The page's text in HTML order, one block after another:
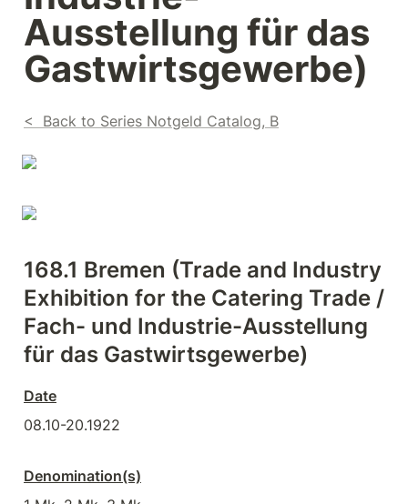
Ausstellung für das
Gastwirtsgewerbe)
<  Back to Series Notgeld Catalog, B
168.1 Bremen (Trade and Industry
Exhibition for the Catering Trade /
Fach- und Industrie-Ausstellung
für das Gastwirtsgewerbe)
Date
08.10-20.1922
Denomination(s)